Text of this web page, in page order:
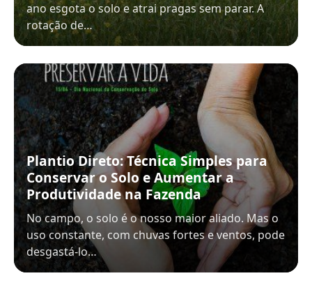
ano esgota o solo e atrai pragas sem parar. A
rotação de…
Plantio Direto: Técnica Simples para
Conservar o Solo e Aumentar a
Produtividade na Fazenda
No campo, o solo é o nosso maior aliado. Mas o
uso constante, com chuvas fortes e ventos, pode
desgastá-lo…